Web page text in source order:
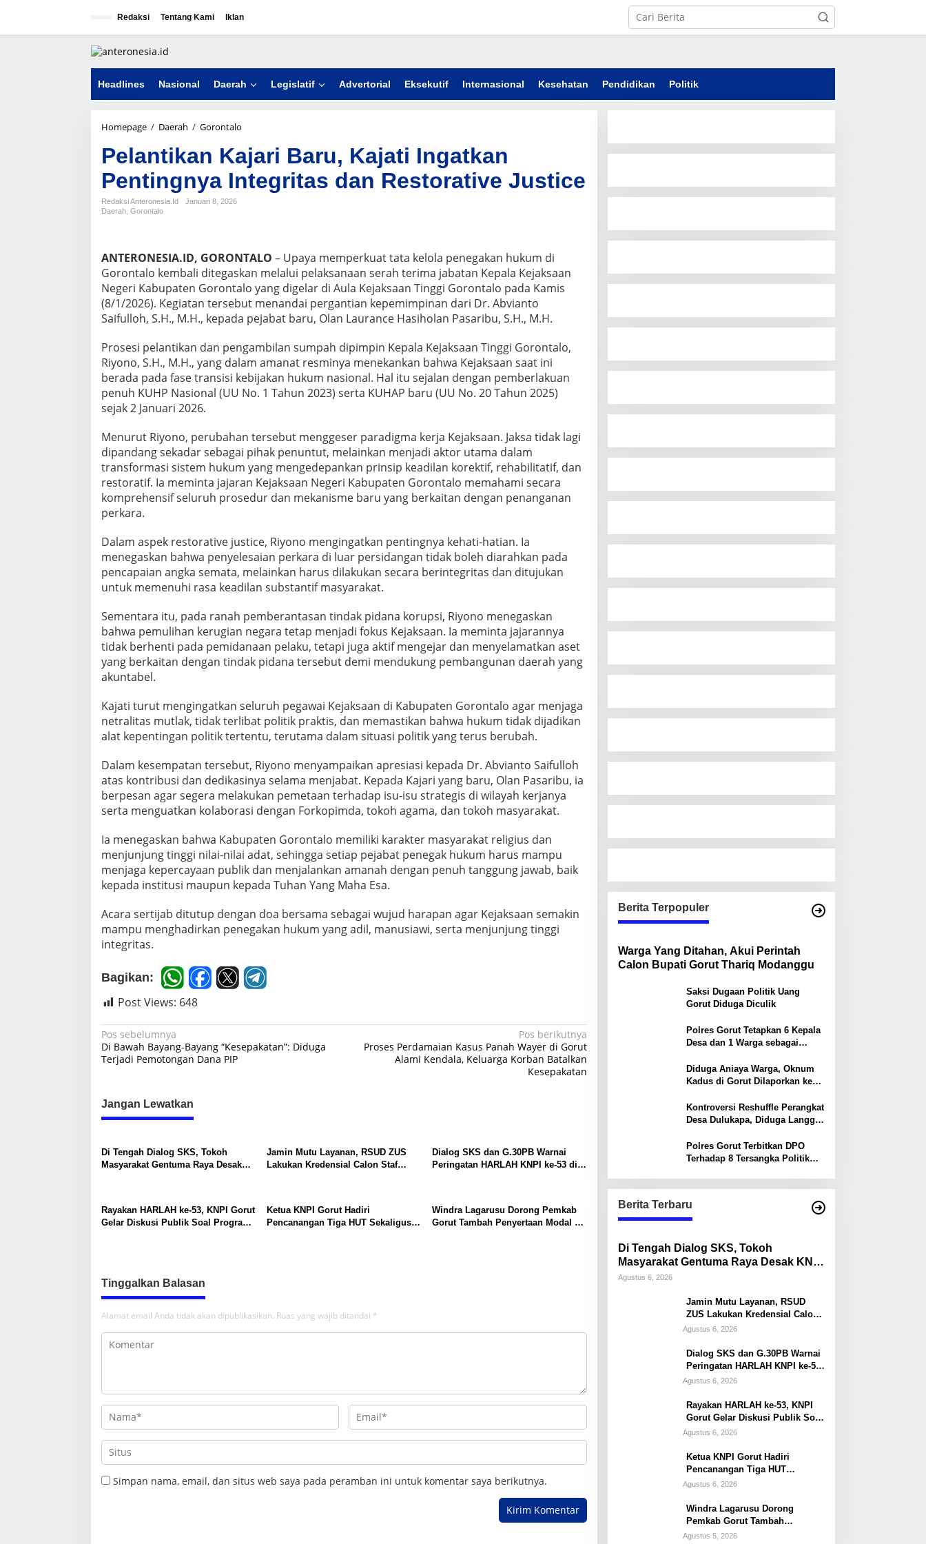
Redaksi Tentang Kami Iklan
Headlines Nasional Daerah Legislatif Advertorial Eksekutif Internasional Kesehatan Pendidikan Politik
Homepage / Daerah / Gorontalo
l
a
n
t
K
a
j
a
r
B
r
u
,
K
a
t
i
n
g
a
n
P
e
n
n
g
n
y
t
e
g
t
a
s
d
R
e
s
t
o
a
t
e
c
Pelantikan Kajari Baru, Kajati Ingatkan
Pentingnya Integritas dan Restorative Justice
Redaksi Anteronesia.id
Januari 8, 2026
Daerah Gorontalo
ANTERONESIA.ID, GORONTALO – Upaya memperkuat tata kelola penegakan hukum di
Gorontalo kembali ditegaskan melalui pelaksanaan serah terima jabatan Kepala Kejaksaan
Negeri Kabupaten Gorontalo yang digelar di Aula Kejaksaan Tinggi Gorontalo pada Kamis
(8/1/2026). Kegiatan tersebut menandai pergantian kepemimpinan dari Dr. Abvianto
Saifulloh, S.H., M.H., kepada pejabat baru, Olan Laurance Hasiholan Pasaribu, S.H., M.H.
Prosesi pelantikan dan pengambilan sumpah dipimpin Kepala Kejaksaan Tinggi Gorontalo,
Riyono, S.H., M.H., yang dalam amanat resminya menekankan bahwa Kejaksaan saat ini
berada pada fase transisi kebijakan hukum nasional. Hal itu sejalan dengan pemberlakuan
penuh KUHP Nasional (UU No. 1 Tahun 2023) serta KUHAP baru (UU No. 20 Tahun 2025)
sejak 2 Januari 2026.
Menurut Riyono, perubahan tersebut menggeser paradigma kerja Kejaksaan. Jaksa tidak lagi
dipandang sekadar sebagai pihak penuntut, melainkan menjadi aktor utama dalam
transformasi sistem hukum yang mengedepankan prinsip keadilan korektif, rehabilitatif, dan
restoratif. Ia meminta jajaran Kejaksaan Negeri Kabupaten Gorontalo memahami secara
komprehensif seluruh prosedur dan mekanisme baru yang berkaitan dengan penanganan
perkara.
Dalam aspek restorative justice, Riyono mengingatkan pentingnya kehati-hatian. Ia
menegaskan bahwa penyelesaian perkara di luar persidangan tidak boleh diarahkan pada
pencapaian angka semata, melainkan harus dilakukan secara berintegritas dan ditujukan
untuk memenuhi rasa keadilan substantif masyarakat.
Sementara itu, pada ranah pemberantasan tindak pidana korupsi, Riyono menegaskan
bahwa pemulihan kerugian negara tetap menjadi fokus Kejaksaan. Ia meminta jajarannya
tidak berhenti pada pemidanaan pelaku, tetapi juga aktif mengejar dan menyelamatkan aset
yang berkaitan dengan tindak pidana tersebut demi mendukung pembangunan daerah yang
akuntabel.
Kajati turut mengingatkan seluruh pegawai Kejaksaan di Kabupaten Gorontalo agar menjaga
netralitas mutlak, tidak terlibat politik praktis, dan memastikan bahwa hukum tidak dijadikan
alat kepentingan politik tertentu, terutama dalam situasi politik yang terus berubah.
Dalam kesempatan tersebut, Riyono menyampaikan apresiasi kepada Dr. Abvianto Saifulloh
atas kontribusi dan dedikasinya selama menjabat. Kepada Kajari yang baru, Olan Pasaribu, ia
berpesan agar segera melakukan pemetaan terhadap isu-isu strategis di wilayah kerjanya
serta menguatkan kolaborasi dengan Forkopimda, tokoh agama, dan tokoh masyarakat.
Ia menegaskan bahwa Kabupaten Gorontalo memiliki karakter masyarakat religius dan
menjunjung tinggi nilai-nilai adat, sehingga setiap pejabat penegak hukum harus mampu
menjaga kepercayaan publik dan menjalankan amanah dengan penuh tanggung jawab, baik
kepada institusi maupun kepada Tuhan Yang Maha Esa.
Acara sertijab ditutup dengan doa bersama sebagai wujud harapan agar Kejaksaan semakin
mampu menghadirkan penegakan hukum yang adil, manusiawi, serta menjunjung tinggi
integritas.
Bagikan:
Post Views: 648
N
a
i
g
s
i
o
s
Pos sebelumnya
Di Bawah Bayang-Bayang “Kesepakatan”: Diduga
Terjadi Pemotongan Dana PIP
Pos berikutnya
Proses Perdamaian Kasus Panah Wayer di Gorut
Alami Kendala, Keluarga Korban Batalkan
Kesepakatan
Jangan Lewatkan
Di Tengah Dialog SKS, Tokoh
Masyarakat Gentuma Raya Desak
Jamin Mutu Layanan, RSUD ZUS
Lakukan Kredensial Calon Staf
Dialog SKS dan G.30PB Warnai
Peringatan HARLAH KNPI ke-53 di
Rayakan HARLAH ke-53, KNPI Gorut
Gelar Diskusi Publik Soal Program
Ketua KNPI Gorut Hadiri
Pencanangan Tiga HUT Sekaligus
Windra Lagarusu Dorong Pemkab
Gorut Tambah Penyertaan Modal di
Tinggalkan Balasan
Alamat email Anda tidak akan dipublikasikan. Ruas yang wajib ditandai *
Simpan nama, email, dan situs web saya pada peramban ini untuk komentar saya berikutnya.
Berita Terpopuler
Warga Yang Ditahan, Akui Perintah
Calon Bupati Gorut Thariq Modanggu
Saksi Dugaan Politik Uang
Gorut Diduga Diculik
Polres Gorut Tetapkan 6 Kepala
Desa dan 1 Warga sebagai
Politik PSU Pilkada Gorut
Diduga Aniaya Warga, Oknum
Kadus di Gorut Dilaporkan ke
Kontroversi Reshuffle Perangkat
Desa Dulukapa, Diduga Langgar
Polres Gorut Terbitkan DPO
Terhadap 8 Tersangka Politik
Berita Terbaru
Di Tengah Dialog SKS, Tokoh
Masyarakat Gentuma Raya Desak KNPI
Kawal Kasus Kematian Remaja yang
Agustus 6, 2026
Jamin Mutu Layanan, RSUD
ZUS Lakukan Kredensial Calon
Staf Medis Spesialis Konservasi
Agustus 6, 2026
Dialog SKS dan G.30PB Warnai
Peringatan HARLAH KNPI ke-53
di Gorut
Agustus 6, 2026
Rayakan HARLAH ke-53, KNPI
Gorut Gelar Diskusi Publik Soal
Program SKS dan G.30PB
Agustus 6, 2026
Ketua KNPI Gorut Hadiri
Pencanangan Tiga HUT
Sekaligus di Gentuma Raya: RI
Kecamatan ke-17
Agustus 6, 2026
Windra Lagarusu Dorong
Pemkab Gorut Tambah
Penyertaan Modal di BSG:
Agustus 5, 2026